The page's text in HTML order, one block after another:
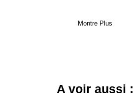
Montre Plus
A voir aussi :